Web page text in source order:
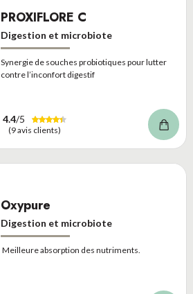
PROXIFLORE C
Digestion et microbiote
Synergie de souches probiotiques pour lutter
contre l’inconfort digestif
4.4/5
(9 avis clients)
Oxypure
Digestion et microbiote
Meilleure absorption des nutriments.